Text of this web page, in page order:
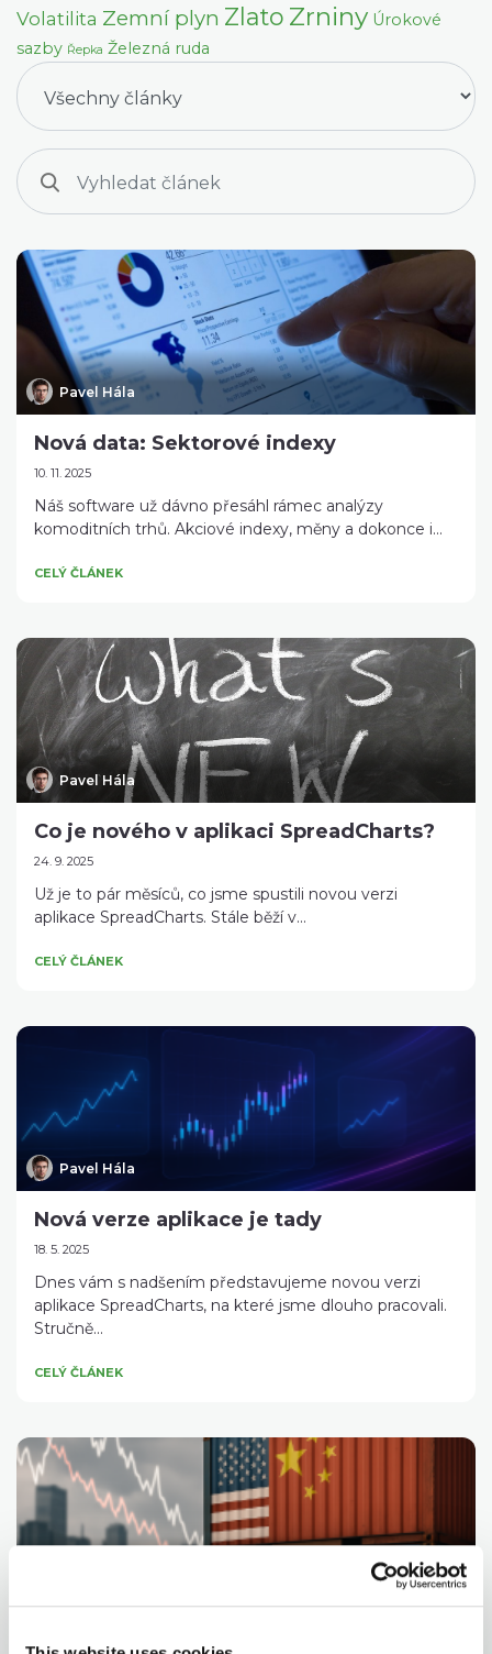
Volatilita Zemní plyn Zlato Zrniny Úrokové
sazby Řepka Železná ruda
Pavel Hála
Nová data: Sektorové indexy
10. 11. 2025
Náš software už dávno přesáhl rámec analýzy
komoditních trhů. Akciové indexy, měny a dokonce i...
CELÝ ČLÁNEK
Pavel Hála
Co je nového v aplikaci SpreadCharts?
24. 9. 2025
Už je to pár měsíců, co jsme spustili novou verzi
aplikace SpreadCharts. Stále běží v...
CELÝ ČLÁNEK
Pavel Hála
Nová verze aplikace je tady
18. 5. 2025
Dnes vám s nadšením představujeme novou verzi
aplikace SpreadCharts, na které jsme dlouho pracovali.
Stručně...
CELÝ ČLÁNEK